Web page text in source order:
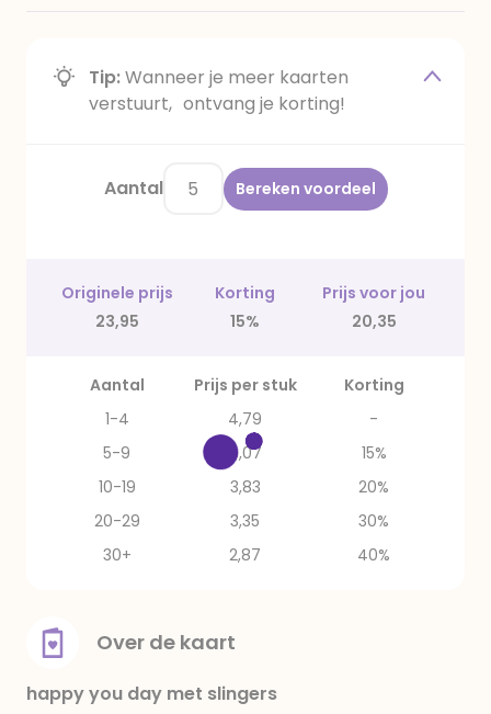
Tip:Wanneer je meer kaarten
verstuurt, ontvang je korting!
Aantal Bereken voordeel
Originele prijs Korting
Prijs voor jou
23,95
15% 20,35
Aantal Prijs per stuk
Korting
1-4
4,79
-
5-9
4,07
15%
10-19
3,83
20%
20-29
3,35
30%
30+
2,87 40%
Over de kaart
happy you day met slingers